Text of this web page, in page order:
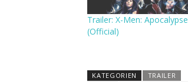
Trailer: X-Men: Apocalypse
(Official)
KATEGORIEN
TRAILER